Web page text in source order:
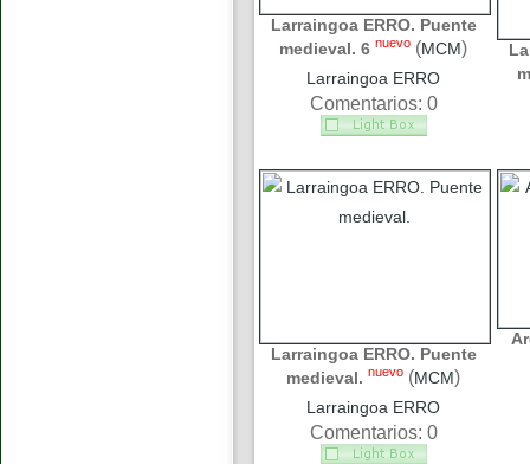
Larraingoa ERRO. Puente
medieval. 6 nuevo (MCM)
Larraingoa ERRO
Comentarios: 0
Larraingoa ERRO. Puente
medieval. nuevo (MCM)
Larraingoa ERRO
Comentarios: 0